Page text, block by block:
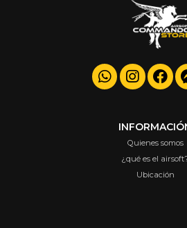
Quienes somos
¿qué es el
Ubicación